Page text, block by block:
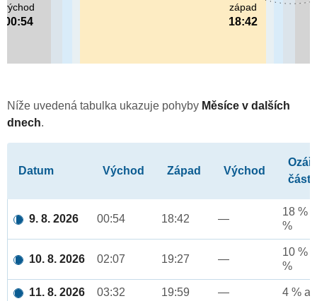
východ
00:54
západ
18:42
Níže uvedená tabulka ukazuje pohyby Měsíce v dalších
dnech.
Datum Východ Západ Východ
část
9. 8. 2026 00:54 18:42 —
18 %
%
10. 8. 2026 02:07 19:27 —
10 %
%
11. 8. 2026 03:32 19:59 — 4 %